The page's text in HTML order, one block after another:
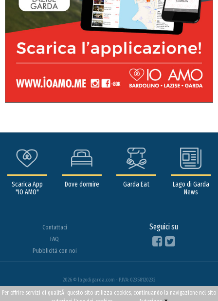
Scarica App
"IO AMO"
Dove dormire Garda Eat
Lago di Garda
News
Contattaci
FAQ
Pubblicità con noi
Seguici su
2026 © lagodigarda.com - P.IVA: 02358120232
Per offrire servizi di qualitÃ questo sito utilizza cookies, continuando la navigazione nel sito